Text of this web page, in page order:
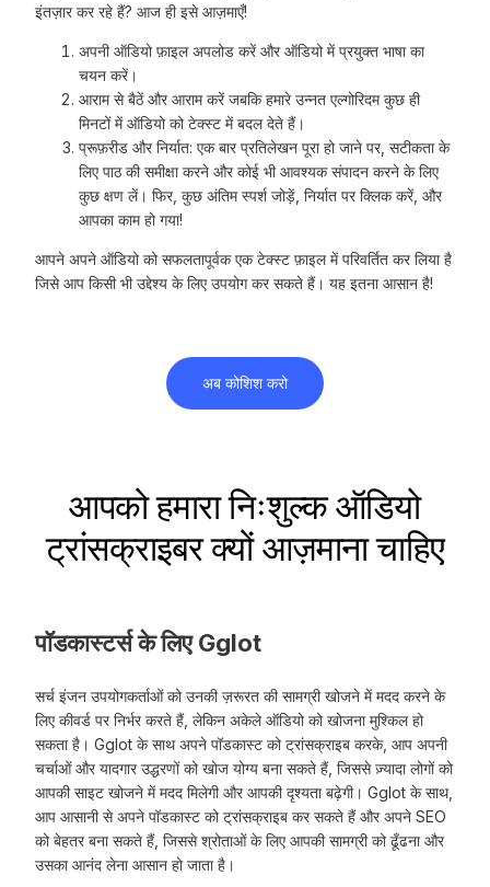
इंतज़ार कर रहे हैं? आज ही इसे आज़माएँ!
अपनी ऑडियो फ़ाइल अपलोड करें और ऑडियो में प्रयुक्त भाषा का
चयन करें।
आराम से बैठें और आराम करें जबकि हमारे उन्नत एल्गोरिदम कुछ ही
मिनटों में ऑडियो को टेक्स्ट में बदल देते हैं।
प्रूफ़रीड और निर्यात: एक बार प्रतिलेखन पूरा हो जाने पर, सटीकता के
लिए पाठ की समीक्षा करने और कोई भी आवश्यक संपादन करने के लिए
कुछ क्षण लें। फिर, कुछ अंतिम स्पर्श जोड़ें, निर्यात पर क्लिक करें, और
आपका काम हो गया!
आपने अपने ऑडियो को सफलतापूर्वक एक टेक्स्ट फ़ाइल में परिवर्तित कर लिया है
जिसे आप किसी भी उद्देश्य के लिए उपयोग कर सकते हैं। यह इतना आसान है!
अब कोशिश करो
आपको हमारा निःशुल्क ऑडियो
ट्रांसक्राइबर क्यों आज़माना चाहिए
पॉडकास्टर्स के लिए Gglot
सर्च इंजन उपयोगकर्ताओं को उनकी ज़रूरत की सामग्री खोजने में मदद करने के
लिए कीवर्ड पर निर्भर करते हैं, लेकिन अकेले ऑडियो को खोजना मुश्किल हो
सकता है। Gglot के साथ अपने पॉडकास्ट को ट्रांसक्राइब करके, आप अपनी
चर्चाओं और यादगार उद्धरणों को खोज योग्य बना सकते हैं, जिससे ज़्यादा लोगों को
आपकी साइट खोजने में मदद मिलेगी और आपकी दृश्यता बढ़ेगी। Gglot के साथ,
आप आसानी से अपने पॉडकास्ट को ट्रांसक्राइब कर सकते हैं और अपने SEO
को बेहतर बना सकते हैं, जिससे श्रोताओं के लिए आपकी सामग्री को ढूँढना और
उसका आनंद लेना आसान हो जाता है।